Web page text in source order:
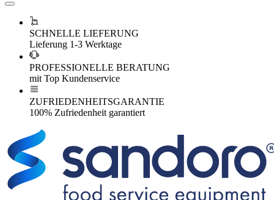
SCHNELLE LIEFERUNG
Lieferung 1-3 Werktage
PROFESSIONELLE BERATUNG
mit Top Kundenservice
ZUFRIEDENHEITSGARANTIE
100% Zufriedenheit garantiert